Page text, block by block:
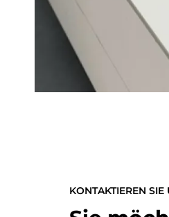
KONTAKTIEREN SIE